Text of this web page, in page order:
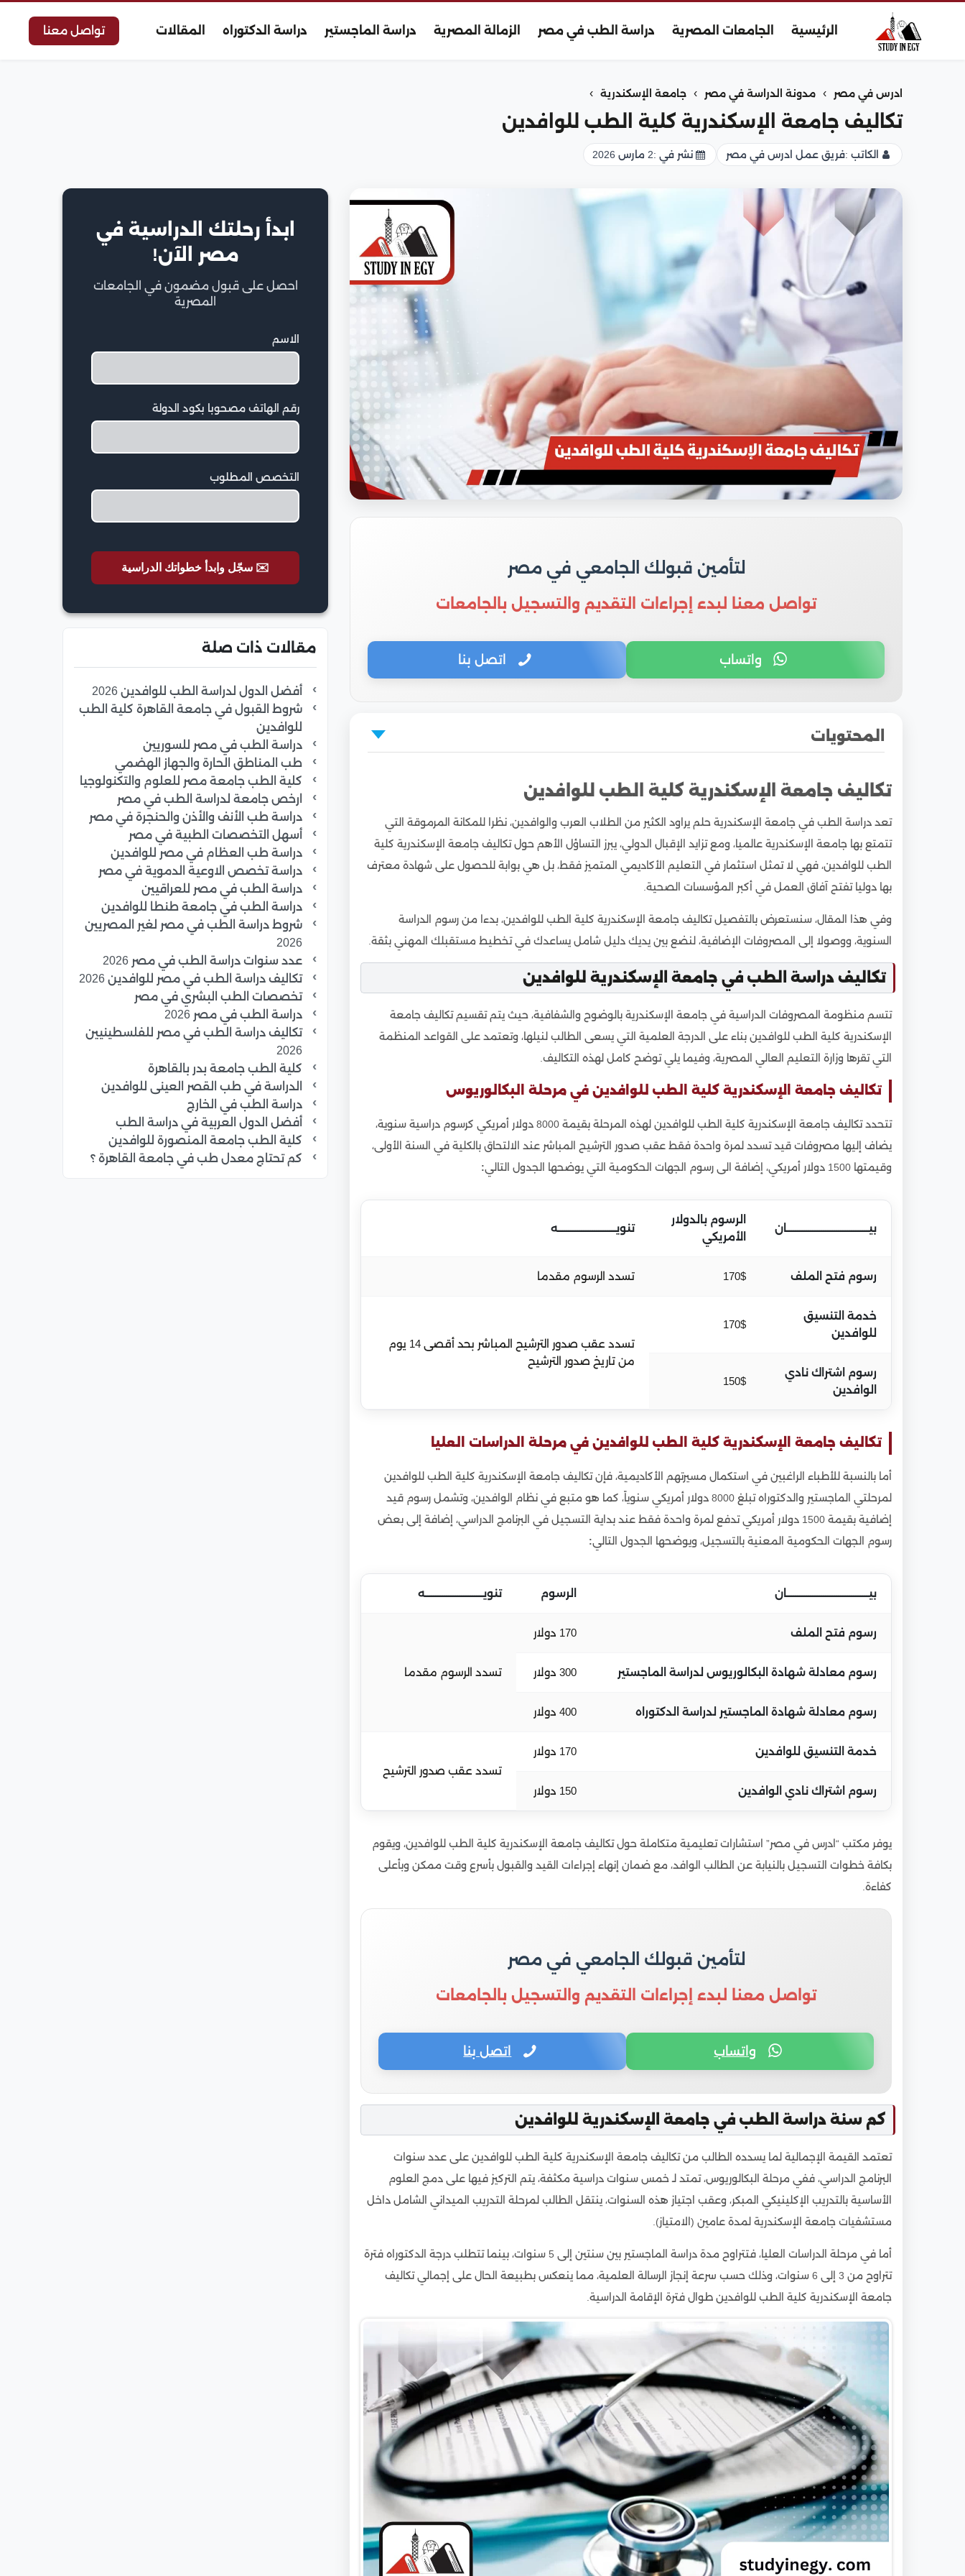
الرئيسية الجامعات المصرية دراسة الطب في مصر الزمالة المصرية دراسة الماجستير دراسة الدكتوراه المقالات تواصل معنا
ادرس في مصر › مدونة الدراسة في مصر › جامعة الإسكندرية ›
تكاليف جامعة الإسكندرية كلية الطب للوافدين
الكاتب :فريق عمل ادرس في مصر نشر في :2 مارس 2026
لتأمين قبولك الجامعي في مصر
تواصل معنا لبدء إجراءات التقديم والتسجيل بالجامعات
واتساب اتصل بنا
المحتويات
1.1
تكاليف دراسة الطب في جامعة الإسكندرية للوافدين
1.1.1
تكاليف جامعة الإسكندرية كلية الطب للوافدين في مرحلة البكالوريوس
1.1.2
تكاليف جامعة الإسكندرية كلية الطب للوافدين في مرحلة الدراسات العليا
1.2
كم سنة دراسة الطب في جامعة الإسكندرية للوافدين
1.3
مراحل دراسة الطب بجامعة الإسكندرية
1.3.1
مرحلة البكالوريوس
1.3.2
مرحلة الماجستير
1.3.3
مرحلة الدكتوراه
1.4
نظام الدراسة في كلية الطب جامعة الإسكندرية
1.5
المقررات الأساسية في كلية الطب بجامعة الإسكندرية
1.6
شروط القبول في كلية الطب جامعة الإسكندرية للوافدين
1.7
الأوراق المطلوبة للتقديم في كلية الطب جامعة الإسكندرية
1.8
تخصصات كلية الطب بجامعة الإسكندرية
مميزات كلية الطب بجامعة الإسكندرية
1.10
خطوات التقديم في كلية الطب جامعة الإسكندرية
1.10.1
الخطوة الأولى (المراجعة الإلكترونية والقبول المبدئي)
الخطوة الثالثة (الشحن الدولي الآمن)
هل شهادة الطب من جامعة الإسكندرية معترف بها دوليًا؟
تكاليف جامعة الإسكندرية كلية الطب للوافدين
تعد دراسة الطب في جامعة الإسكندرية حلم يراود الكثير من الطلاب العرب والوافدين، نظرا للمكانة المرموقة التي
تتمتع بها جامعة الإسكندرية عالميا، ومع تزايد الإقبال الدولي، يبرز التساؤل الأهم حول تكاليف جامعة الإسكندرية كلية
الطب للوافدين، فهي لا تمثل استثمار في التعليم الأكاديمي المتميز فقط، بل هي بوابة للحصول على شهادة معترف
بها دوليا تفتح آفاق العمل في أكبر المؤسسات الصحية.
وفي هذا المقال، سنستعرض بالتفصيل تكاليف جامعة الإسكندرية كلية الطب للوافدين، بدءا من رسوم الدراسة
السنوية، ووصولا إلى المصروفات الإضافية، لنضع بين يديك دليل شامل يساعدك في تخطيط مستقبلك المهني بثقة.
تكاليف دراسة الطب في جامعة الإسكندرية للوافدين
تتسم منظومة المصروفات الدراسية في جامعة الإسكندرية بالوضوح والشفافية، حيث يتم تقسيم تكاليف جامعة
الإسكندرية كلية الطب للوافدين بناء على الدرجة العلمية التي يسعى الطالب لنيلها، وتعتمد على القواعد المنظمة
التي تقرها وزارة التعليم العالي المصرية، وفيما يلي توضح كامل لهذه التكاليف.
تكاليف جامعة الإسكندرية كلية الطب للوافدين في مرحلة البكالوريوس
تتحدد تكاليف جامعة الإسكندرية كلية الطب للوافدين لهذه المرحلة بقيمة 8000 دولار أمريكي كرسوم دراسية سنوية،
يضاف إليها مصروفات قيد تسدد لمرة واحدة فقط عقب صدور الترشيح المباشر عند الالتحاق بالكلية في السنة الأولى،
وقيمتها 1500 دولار أمريكي، إضافة الى رسوم الجهات الحكومية التي يوضحها الجدول التالي
:
بيــــــــــــــــــــــــــــــــــــــان
الرسوم بالدولار
الأمريكي
تنويـــــــــــــــــــــــــــه
رسوم فتح الملف 170$ تسدد الرسوم مقدما
خدمة التنسيق
للوافدين
170$
تسدد عقب صدور الترشيح المباشر بحد أقصى 14 يوم
من تاريخ صدور الترشيح
رسوم اشتراك نادي
الوافدين
150$
تكاليف جامعة الإسكندرية كلية الطب للوافدين في مرحلة الدراسات العليا
أما بالنسبة للأطباء الراغبين في استكمال مسيرتهم الأكاديمية، فإن تكاليف جامعة الإسكندرية كلية الطب للوافدين
لمرحلتي الماجستير والدكتوراه تبلغ 8000 دولار أمريكي سنوياً، كما هو متبع في نظام الوافدين، وتشمل رسوم قيد
إضافية بقيمة 1500 دولار أمريكي تدفع لمرة واحدة فقط عند بداية التسجيل في البرنامج الدراسي، إضافة إلى بعض
رسوم الجهات الحكومية المعنية بالتسجيل، ويوضحها الجدول التالي:
بيــــــــــــــــــــــــــــــــــــــان الرسوم تنويـــــــــــــــــــــــــــه
رسوم فتح الملف 170 دولار
تسدد الرسوم مقدما رسوم معادلة شهادة البكالوريوس لدراسة الماجستير 300 دولار
رسوم معادلة شهادة الماجستير لدراسة الدكتوراه 400 دولار
خدمة التنسيق للوافدين
170 دولار
تسدد عقب صدور الترشيح
رسوم اشتراك نادي الوافدين
150 دولار
يوفر مكتب “ادرس في مصر” استشارات تعليمية متكاملة حول تكاليف جامعة الإسكندرية كلية الطب للوافدين، ويقوم
بكافة خطوات التسجيل بالنيابة عن الطالب الوافد، مع ضمان إنهاء إجراءات القيد والقبول بأسرع وقت ممكن وبأعلى
كفاءة.
لتأمين قبولك الجامعي في مصر
تواصل معنا لبدء إجراءات التقديم والتسجيل بالجامعات
واتساب اتصل بنا
كم سنة دراسة الطب في جامعة الإسكندرية للوافدين
تعتمد القيمة الإجمالية لما يسدده الطالب من تكاليف جامعة الإسكندرية كلية الطب للوافدين على عدد سنوات
البرنامج الدراسي، ففي مرحلة البكالوريوس، تمتد لـ خمس سنوات دراسية مكثفة، يتم التركيز فيها على دمج العلوم
الأساسية بالتدريب الإكلينيكي المبكر، وعقب اجتياز هذه السنوات، ينتقل الطالب لمرحلة التدريب الميداني الشامل داخل
مستشفيات جامعة الإسكندرية لمدة عامين (الامتياز).
أما في مرحلة الدراسات العليا، فتتراوح مدة دراسة الماجستير بين سنتين إلى 5 سنوات، بينما تتطلب درجة الدكتوراه فترة
تتراوح من 3 إلى 6 سنوات، وذلك حسب سرعة إنجاز الرسالة العلمية، مما ينعكس بطبيعة الحال على إجمالي تكاليف
جامعة الإسكندرية كلية الطب للوافدين طوال فترة الإقامة الدراسية.
ابدأ رحلتك الدراسية في
مصر الآن!
احصل على قبول مضمون في الجامعات
المصرية
الاسم
رقم الهاتف مصحوبا بكود الدولة
التخصص المطلوب
✉️ سجّل وابدأ خطواتك الدراسية
مقالات ذات صلة
أفضل الدول لدراسة الطب للوافدين 2026
شروط القبول في جامعة القاهرة كلية الطب
للوافدين
دراسة الطب في مصر للسوريين
طب المناطق الحارة والجهاز الهضمي
كلية الطب جامعة مصر للعلوم والتكنولوجيا
ارخص جامعة لدراسة الطب في مصر
دراسة طب الأنف والأذن والحنجرة في مصر
أسهل التخصصات الطبية في مصر
دراسة طب العظام في مصر للوافدين
دراسة تخصص الاوعية الدموية في مصر
دراسة الطب في مصر للعراقيين
دراسة الطب في جامعة طنطا للوافدين
شروط دراسة الطب في مصر لغير المصريين
2026
عدد سنوات دراسة الطب في مصر 2026
تكاليف دراسة الطب في مصر للوافدين 2026
تخصصات الطب البشري في مصر
دراسة الطب في مصر 2026
تكاليف دراسة الطب في مصر للفلسطينيين
2026
كلية الطب جامعة بدر بالقاهرة
الدراسة في طب القصر العينى للوافدين
دراسة الطب في الخارج
أفضل الدول العربية في دراسة الطب
كلية الطب جامعة المنصورة للوافدين
كم تحتاج معدل طب في جامعة القاهرة ؟